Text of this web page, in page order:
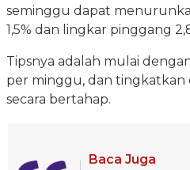
seminggu dapat
1,5% dan lingkar pinggang
Tipsnya adalah mulai
per minggu, dan tingkatkan
secara bertahap.
Baca Juga